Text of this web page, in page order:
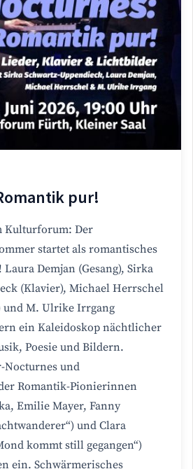
pur!
Kulturforum: Der
startet als romantisches
Demjan (Gesang), Sirka
(Klavier), Michael Herrschel
und M. Ulrike Irrgang
ein Kaleidoskop nächtlicher
Poesie und Bildern.
Nocturnes und
Romantik-Pionierinnen
Emilie Mayer, Fanny
und Clara
kommt still gegangen“)
ein. Schwärmerisches